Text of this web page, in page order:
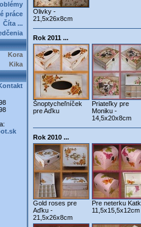
práce
Číta ...
Kora
Kika
Olivky -
21,5x26x8cm
Rok 2011 ...
Šnoptycheľníček
pre Aďku
Priateľky pre
Moniku -
14,5x20x8cm
Rok 2010 ...
Gold roses pre
Aďku -
21,5x26x8cm
Pre neterku
11,5x15,5x12cm